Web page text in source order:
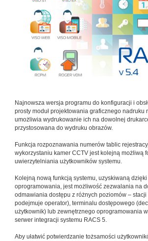
Najnowsza wersja programu do konfiguracji i
prosty moduł projektowania graficznego nadruku
umożliwia wydrukowanie ich na dowolnej
przystosowana do wydruku obrazów.
Funkcja rozpoznawania numerów tablic
wykorzystaniu kamer CCTV jest kolejną możliwą
uwierzytelniania użytkowników systemu.
Kolejną nową funkcją systemu, uzyskiwaną
oprogramowania, jest możliwość zezwalania na
odmawiania dostępu z różnych poziomów –
podejmuje operator), terminalu dostępowego
użytkownik) lub zewnętrznego oprogramowania
serwer integracji systemu RACS 5.
Aby ułatwić potwierdzanie tożsamości